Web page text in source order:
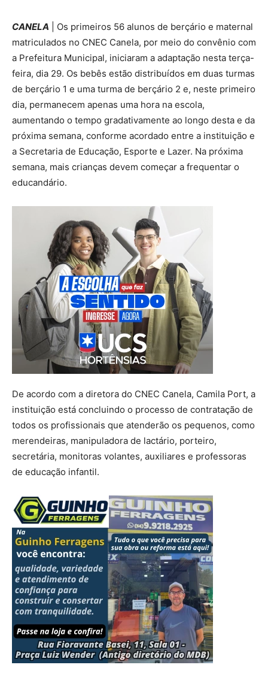
CANELA | Os primeiros 56 alunos de berçário e maternal
matriculados no CNEC Canela, por meio do convênio com
a Prefeitura Municipal, iniciaram a adaptação nesta terça-
feira, dia 29. Os bebês estão distribuídos em duas turmas
de berçário 1 e uma turma de berçário 2 e, neste primeiro
dia, permanecem apenas uma hora na escola,
aumentando o tempo gradativamente ao longo desta e da
próxima semana, conforme acordado entre a instituição e
a Secretaria de Educação, Esporte e Lazer. Na próxima
semana, mais crianças devem começar a frequentar o
educandário.
De acordo com a diretora do CNEC Canela, Camila Port, a
instituição está concluindo o processo de contratação de
todos os profissionais que atenderão os pequenos, como
merendeiras, manipuladora de lactário, porteiro,
secretária, monitoras volantes, auxiliares e professoras
de educação infantil.